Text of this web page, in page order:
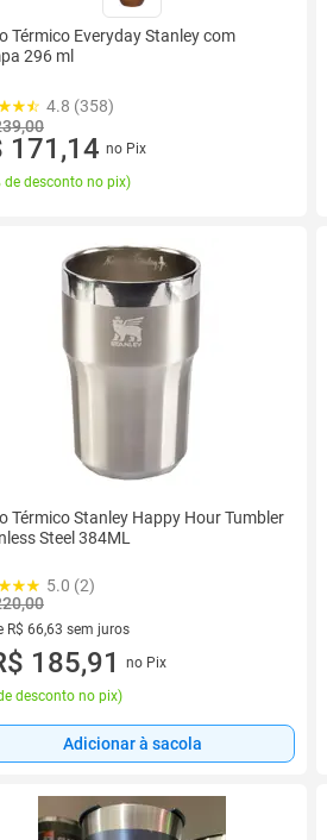
Térmico Everyday Stanley com
296 ml
4.8 (358)
171,14 no Pix
de desconto no pix)
Térmico Stanley Happy Hour Tumbler
Steel 384ML
5.0 (2)
R$ 66,63 sem juros
de R$ 66,63 sem juros
185,91
no Pix
desconto no pix)
Adicionar à sacola